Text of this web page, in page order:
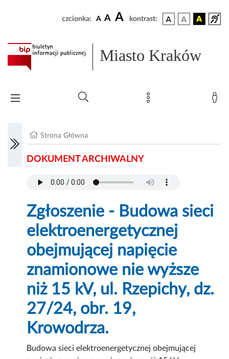
czcionka: A A A kontrast:
Miasto Kraków
Strona Główna
DOKUMENT ARCHIWALNY
Zgłoszenie - Budowa sieci
elektroenergetycznej
obejmującej napięcie
znamionowe nie wyższe
niż 15 kV, ul. Rzepichy, dz.
27/24, obr. 19,
Krowodrza.
Budowa sieci elektroenergetycznej obejmującej